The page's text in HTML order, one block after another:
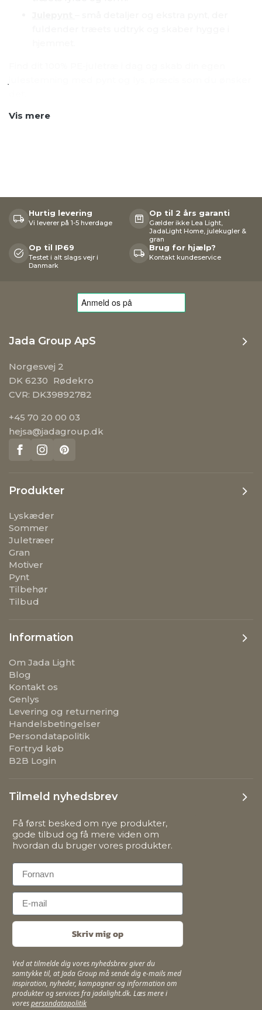
Vis mere
Hurtig levering
Vi leverer på 1-5 hverdage
Op til 2 års garanti
Gælder ikke Lea Light,
JadaLight Home, julekugler &
gran
Op til IP69
Testet i alt slags vejr i
Danmark
Brug for hjælp?
Kontakt kundeservice
Jada Group ApS
Norgesvej 2
DK 6230 Rødekro
CVR: DK39892782
+45 70 20 00 03
hejsa@jadagroup.dk
Produkter
Lyskæder
Sommer
Juletræer
Gran
Motiver
Pynt
Tilbehør
Tilbud
Information
Om Jada Light
Blog
Kontakt os
Genlys
Levering og returnering
Handelsbetingelser
Persondatapolitik
Fortryd køb
B2B Login
Tilmeld nyhedsbrev
Få først besked om nye produkter,
gode tilbud og få mere viden om
hvordan du bruger vores produkter.
First Name
Email
Skriv mig op
Ved at tilmelde dig vores nyhedsbrev giver du
samtykke til, at Jada Group må sende dig e-mails med
inspiration, nyheder, kampagner og information om
produkter og services fra jadalight.dk. Læs mere i
vorespersondatapolitik